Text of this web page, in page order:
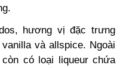
hương vị đặc trưng
và allspice. Ngoài
có loại liqueur chứa